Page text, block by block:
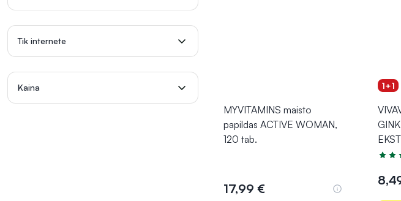
Tik internete
Kaina
MYVITAMINS maisto
papildas ACTIVE WOMAN,
120 tab.
17,99 €
1+1